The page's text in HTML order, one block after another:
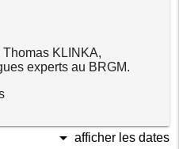
KLINKA,
experts au BRGM.
arrow_drop_down afficher les dates